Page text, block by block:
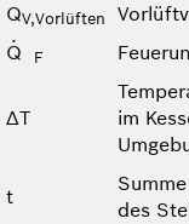
QV,Vorlüften
Q
·
F
ΔT
im
t
des